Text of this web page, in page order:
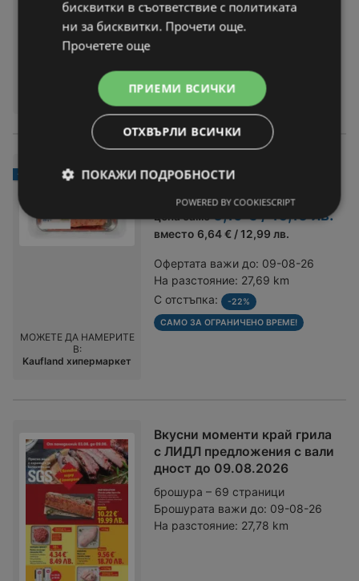
Офертата важи до:
На разстояние: 27,69 km
МОЖЕТЕ ДА НАМЕРИТЕ
Kaufland хипермаркет
-22%
K-Blue Bay Филе от сьомга с
подправки различни видове
цена само 5,19 € / 10,15 лв.
вместо 6,64 € / 12,99 лв.
Офертата важи до: 09-08-26
На разстояние: 27,69 km
С отстъпка:
-22%
САМО ЗА ОГРАНИЧЕНО ВРЕМЕ!
МОЖЕТЕ ДА НАМЕРИТЕ
В:
Kaufland хипермаркет
Вкусни моменти край грила
с ЛИДЛ предложения с вали
дност до 09.08.2026
брошура – 69 страници
Брошурата важи до: 09-08-26
На разстояние: 27,78 km
бисквитки в съответствие с политиката
ни за бисквитки. Прочети още.
Прочетете още
ПРИЕМИ ВСИЧКИ
ОТХВЪРЛИ ВСИЧКИ
ПОКАЖИ ПОДРОБНОСТИ
POWERED BY COOKIESCRIPT